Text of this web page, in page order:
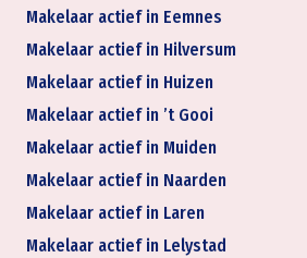
Makelaar actief in Eemnes
Makelaar actief in Hilversum
Makelaar actief in Huizen
Makelaar actief in ’t Gooi
Makelaar actief in Muiden
Makelaar actief in Naarden
Makelaar actief in Laren
Makelaar actief in Lelystad